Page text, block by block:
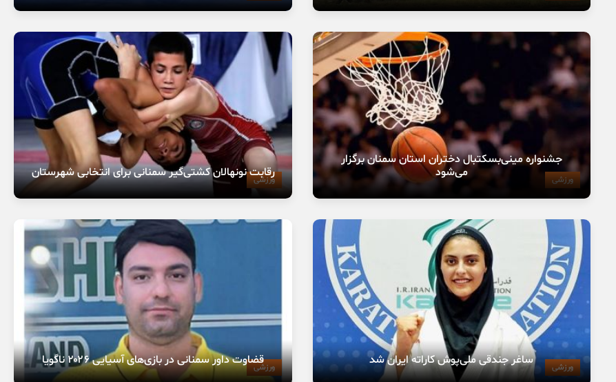
ورزشی
جشنواره مینی‌بسکتبال دختران استان سمنان برگزار
می‌شود
ورزشی
رقابت نونهالان کشتی‌گیر سمنانی برای انتخابی شهرستان
ورزشی ساغر جندقی ملی‌پوش کاراته ایران شد ورزشیقضاوت داور سمنانی در بازی‌های آسیایی ۲۰۲۶ ناگویا